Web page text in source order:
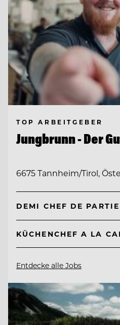
TOP ARBEITGEBER
Jungbrunn - Der
6675 Tannheim/Tirol,
DEMI CHEF DE
KÜCHENCHEF A LA
Entdecke alle Jobs